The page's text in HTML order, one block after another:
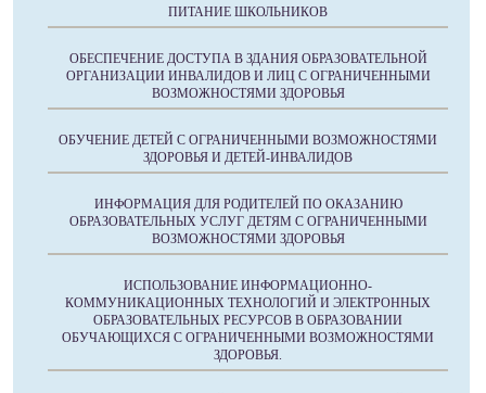
ПИТАНИЕ ШКОЛЬНИКОВ
ОБЕСПЕЧЕНИЕ ДОСТУПА В ЗДАНИЯ ОБРАЗОВАТЕЛЬНОЙ
ОРГАНИЗАЦИИ ИНВАЛИДОВ И ЛИЦ С ОГРАНИЧЕННЫМИ
ВОЗМОЖНОСТЯМИ ЗДОРОВЬЯ
ОБУЧЕНИЕ ДЕТЕЙ С ОГРАНИЧЕННЫМИ ВОЗМОЖНОСТЯМИ
ЗДОРОВЬЯ И ДЕТЕЙ-ИНВАЛИДОВ
ИНФОРМАЦИЯ ДЛЯ РОДИТЕЛЕЙ ПО ОКАЗАНИЮ
ОБРАЗОВАТЕЛЬНЫХ УСЛУГ ДЕТЯМ С ОГРАНИЧЕННЫМИ
ВОЗМОЖНОСТЯМИ ЗДОРОВЬЯ
ИСПОЛЬЗОВАНИЕ ИНФОРМАЦИОННО-
КОММУНИКАЦИОННЫХ ТЕХНОЛОГИЙ И ЭЛЕКТРОННЫХ
ОБРАЗОВАТЕЛЬНЫХ РЕСУРСОВ В ОБРАЗОВАНИИ
ОБУЧАЮЩИХСЯ С ОГРАНИЧЕННЫМИ ВОЗМОЖНОСТЯМИ
ЗДОРОВЬЯ.